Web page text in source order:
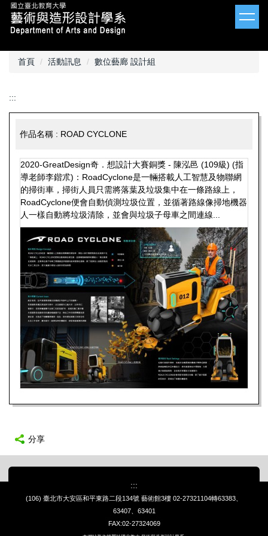
跳
到
主
首頁 活動訊息 數位藝廊 設計組
:::
作品名稱 : ROAD CYCLONE
2020-GreatDesign奇．想設計大賽銅獎 - 陳泓邑 (109級) (指
導老師李鍇朮)：RoadCyclone是一輛搭載人工智慧及物聯網
的掃街車，掃街人員只需將落葉及垃圾集中在一條路線上，
RoadCyclone便會自動偵測垃圾位置，並循著路線像掃地機器
人一樣自動將垃圾清除，並會與垃圾子母車之間連線...
分享
:::
(106) 臺北市大安區和平東路二段134號 藝術館3樓 02-27321104轉63383、
63407、63401
FAX:02-27324069